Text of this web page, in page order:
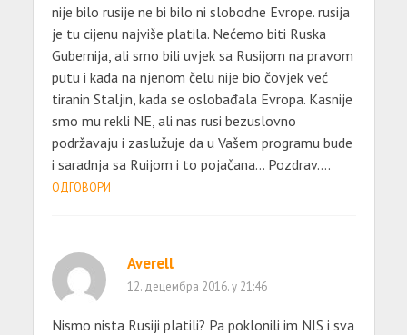
nije bilo rusije ne bi bilo ni slobodne Evrope. rusija
je tu cijenu najviše platila. Nećemo biti Ruska
Gubernija, ali smo bili uvjek sa Rusijom na pravom
putu i kada na njenom čelu nije bio čovjek već
tiranin Staljin, kada se oslobađala Evropa. Kasnije
smo mu rekli NE, ali nas rusi bezuslovno
podržavaju i zaslužuje da u Vašem programu bude
i saradnja sa Ruijom i to pojačana… Pozdrav….
ОДГОВОРИ
Averell
12. децембра 2016. у 21:46
Nismo nista Rusiji platili? Pa poklonili im NIS i sva